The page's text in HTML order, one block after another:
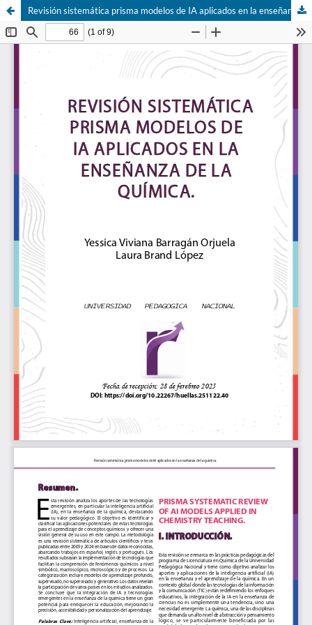
Revisión sistemática prisma modelos de IA aplicados en la enseñanza de la química.